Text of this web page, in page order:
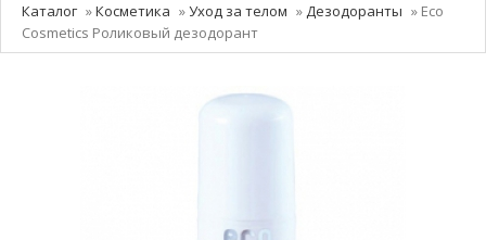
Косметика
Каталог »Косметика »Уход за телом »Дезодоранты » Eco
Cosmetics Роликовый дезодорант